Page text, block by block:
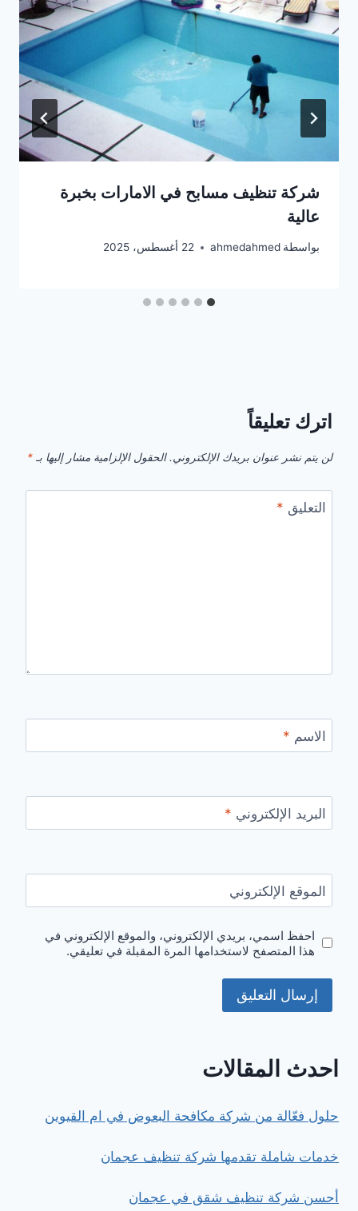
شركة تنظيف مسابح في الامارات بخبرة
عالية
بواسطة ahmedahmed 22 أغسطس، 2025
اترك تعليقاً
لن يتم نشر عنوان بريدك الإلكتروني. الحقول الإلزامية مشار إليها بـ *
التعليق *
الاسم *
البريد الإلكتروني *
الموقع الإلكتروني
احفظ اسمي، بريدي الإلكتروني، والموقع الإلكتروني في
هذا المتصفح لاستخدامها المرة المقبلة في تعليقي.
احدث المقالات
حلول فعّالة من شركة مكافحة البعوض في ام القيوين
خدمات شاملة تقدمها شركة تنظيف عجمان
أحسن شركة تنظيف شقق في عجمان